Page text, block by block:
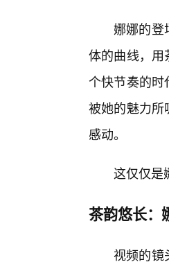
娜娜的登
体的曲线，
个快节奏的
被她的魅力
感动。
这仅仅是
茶韵悠长：
视频的镜